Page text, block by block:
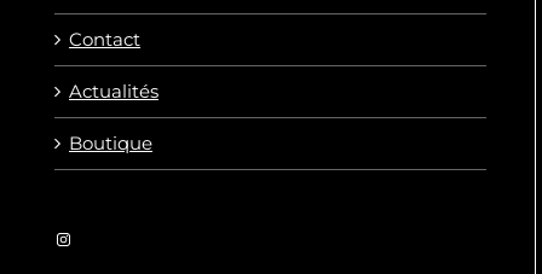
Contact
Actualités
Boutique